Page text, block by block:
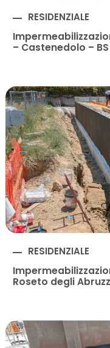
RESIDENZIALE
– Castenedolo – BS
RESIDENZIALE
Roseto degli